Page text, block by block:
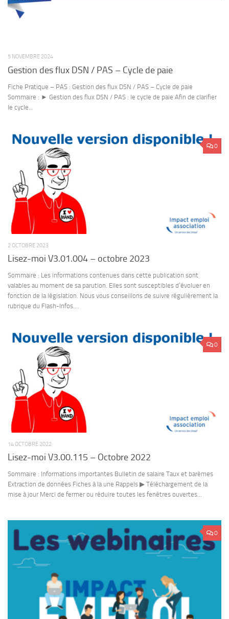
5 NOVEMBRE 2024
Gestion des flux DSN / PAS – Cycle de paie
Fiche Pratique – PAS : Gestion des flux DSN / PAS – Cycle de paie
Sommaire : ► Gestion des flux DSN / PAS : le cycle de paie Afin de clarifier
le cycle...
0
2 OCTOBRE 2023
Lisez-moi V3.01.004 – octobre 2023
Sommaire : Les informations contenues dans cette publication sont
valables au moment de sa parution. Elles sont susceptibles d’évoluer en
fonction de la législation. Nous vous conseillons de suivre régulièrement la
rubrique du Flash-Infos....
0
14 OCTOBRE 2022
Lisez-moi V3.00.115 – Octobre 2022
Sommaire : Informations importantes Bulletin de salaire Taux et barèmes
Extraction de données Fiches à la une Rappels ▶ Téléchargement de la
mise à jour Merci de fermer ou réduire toutes les fenêtres ouvertes...
0